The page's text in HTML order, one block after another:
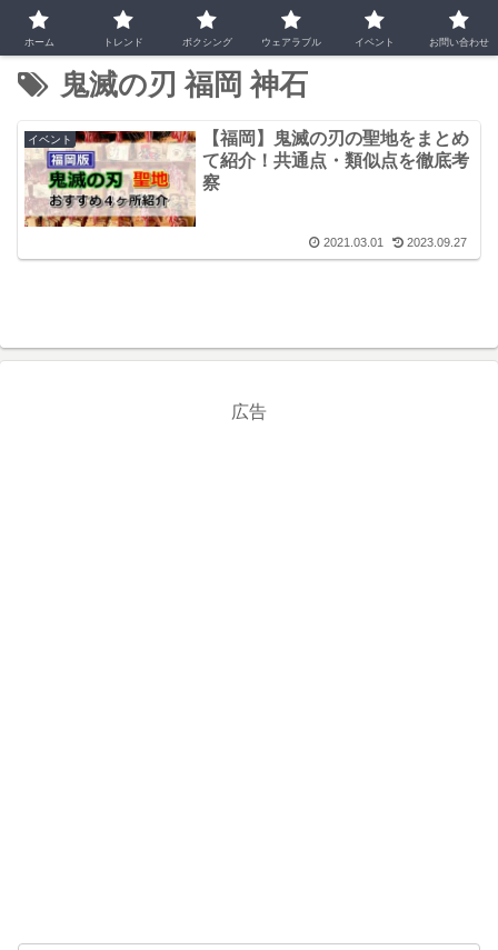
鬼滅の刃 福岡 神石
イベント
【福岡】鬼滅の刃の聖地をまとめ
て紹介！共通点・類似点を徹底考
察
2021.03.01 2023.09.27
広告
ホーム トレンド ボクシング ウェアラブル イベント お問い合わせ